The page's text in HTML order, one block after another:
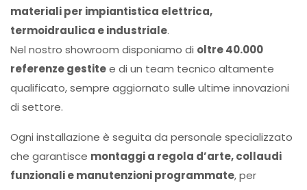
materiali per impiantistica elettrica,
termoidraulica e industriale.
Nel nostro showroom disponiamo di oltre 40.000
referenze gestitee di un team tecnico altamente
qualificato, sempre aggiornato sulle ultime innovazioni
di settore.
Ogni installazione è seguita da personale specializzato
che garantisce montaggi a regola d’arte, collaudi
funzionali e manutenzioni programmate, per